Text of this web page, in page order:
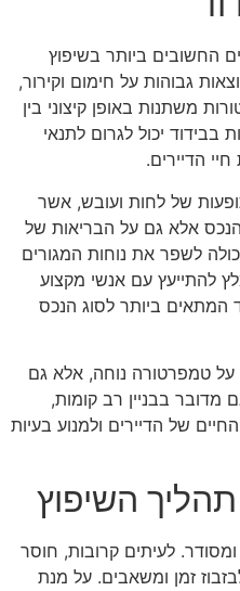
החשובים ביותר בשיפוץ
גבוהות על חימום וקירור,
משתנות באופן קיצוני בין
יכול לגרום לתנאי
הדיירים.
של לחות ועובש, אשר
אלא גם על הבריאות של
לשפר את נוחות המגורים
להתייעץ עם אנשי מקצוע
המתאים ביותר לסוג הנכס
על טמפרטורה נוחה, אלא גם
בבניין רב קומות,
של הדיירים ולמנוע בעיות
תהליך השיפוץ
לעיתים קרובות, חוסר
זמן ומשאבים. על מנת